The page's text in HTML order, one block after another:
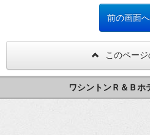
このペー
ワシントンＲ＆Ｂホ